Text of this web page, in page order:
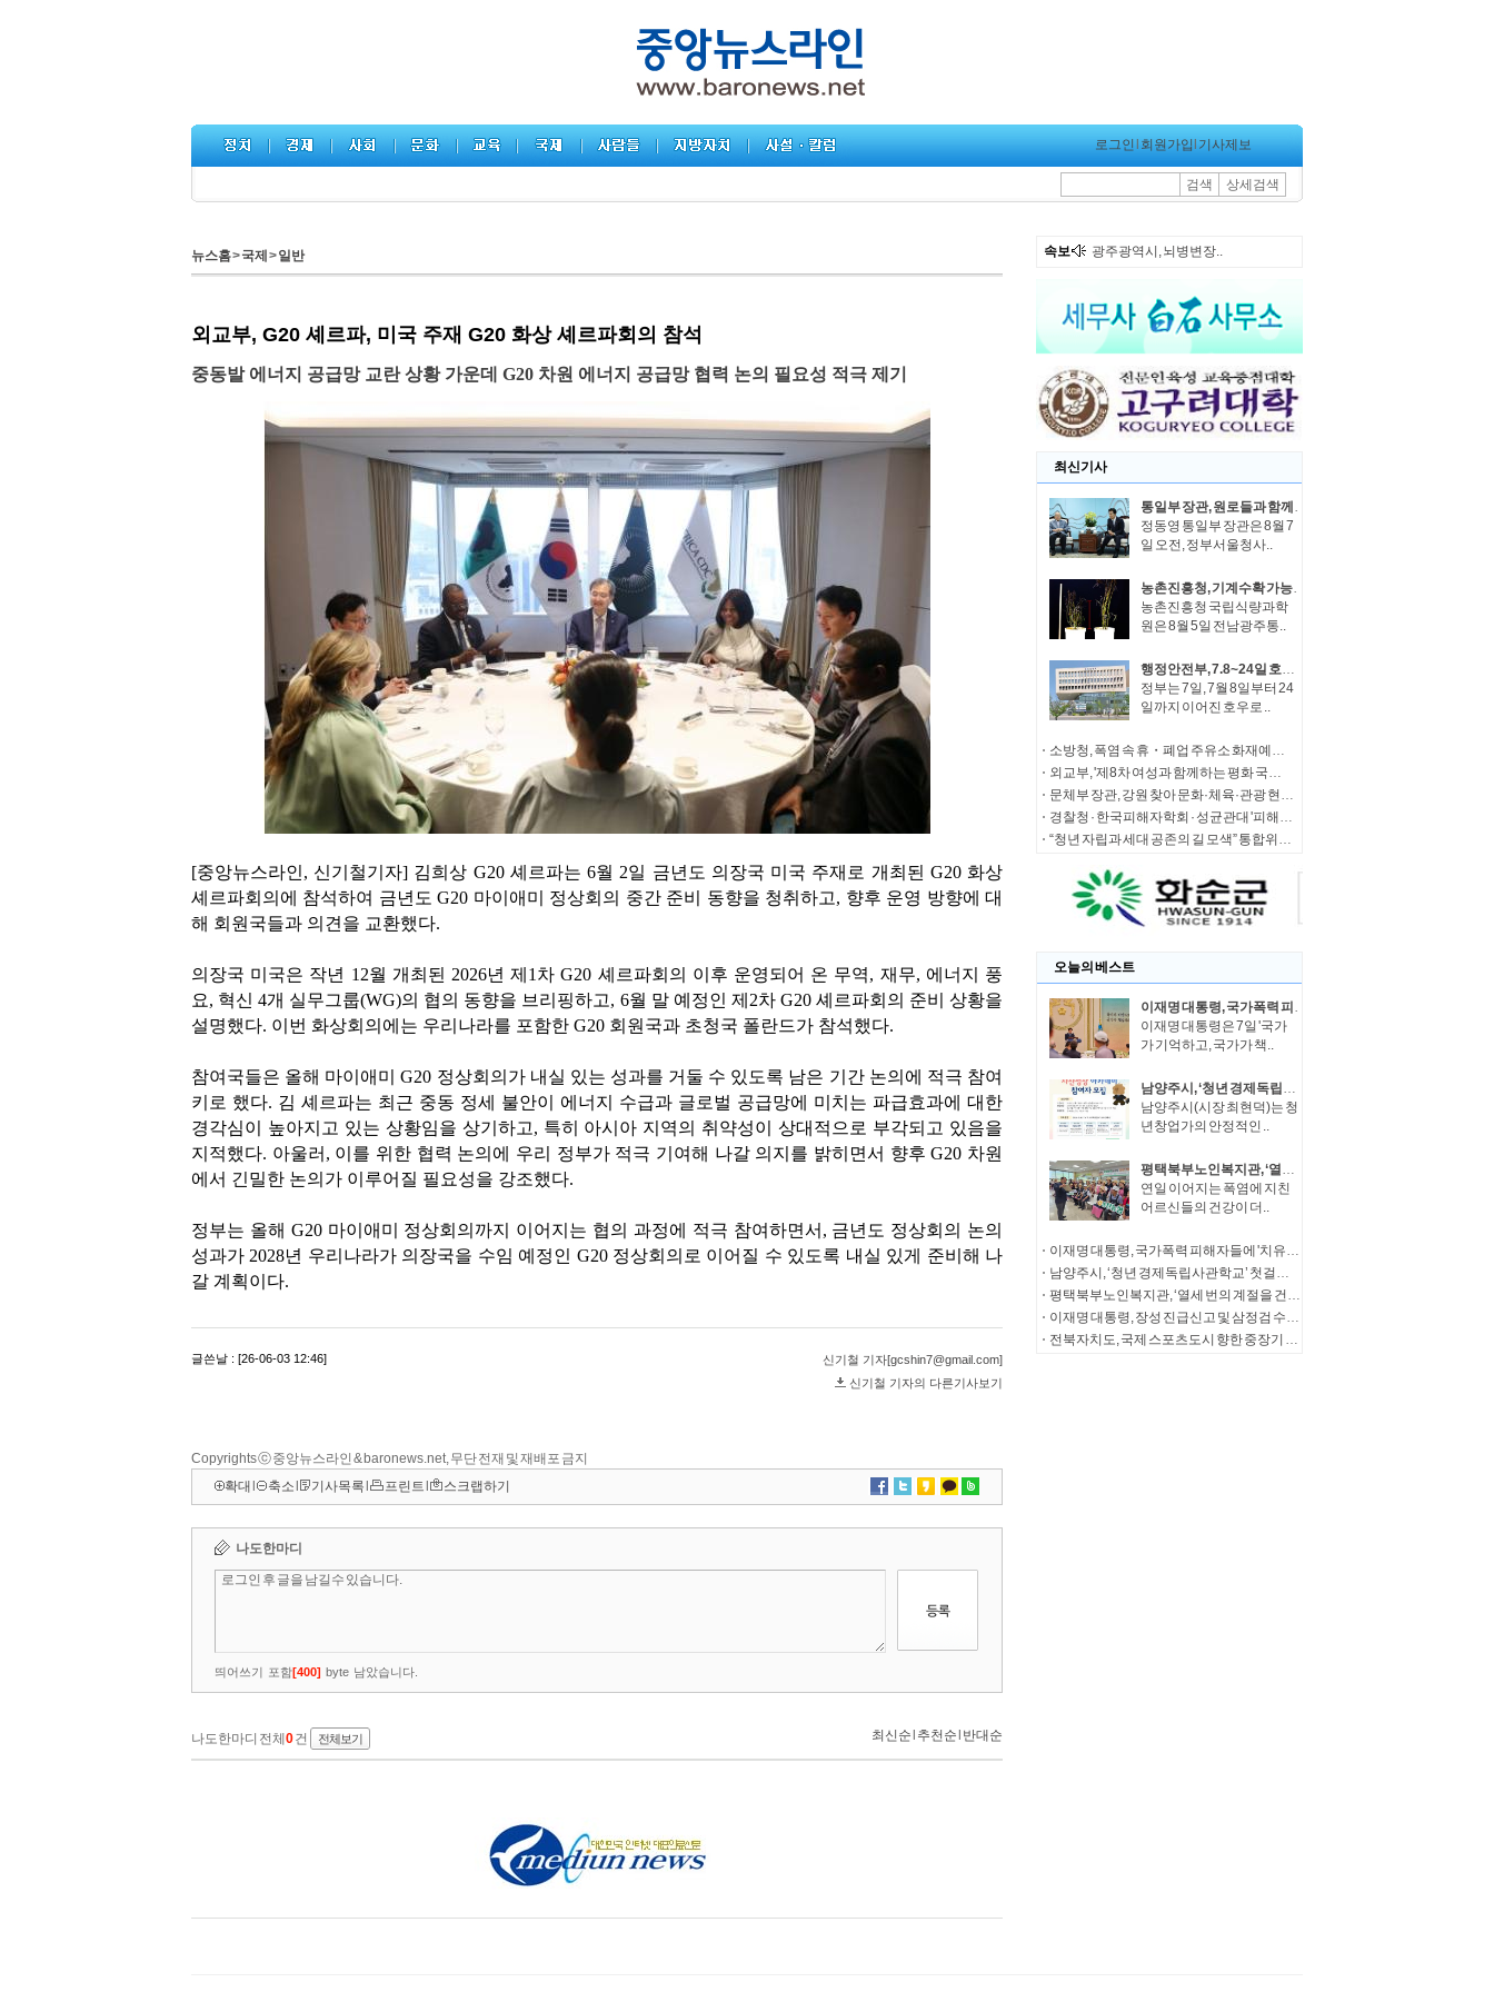
로그인 회원가입 기사제보
검색 상세검색
뉴스홈>국제 >일반
Copyrights ⓒ 중앙뉴스라인 & baronews.net, 무단 전재 및 재배포 금지
확대
축소 기사목록 프린트 스크랩하기
속보 광주광역시, 뇌병변장..
최신기사
통일부 장관, 원로들과 함께 '한반도 평화공존 발전구상' 공감대 형성 방안 논의
정동영 통일부 장관은 8월 7
일 오전, 정부서울청사..
농촌진흥청, 기계수확 가능한 녹두 새 품종 '채흔' 현장 평가회
농촌진흥청 국립식량과학
원은 8월 5일 전남광주통..
행정안전부, 7.8~24일 호우 피해 특별재난지역 선포
정부는 7일, 7월 8일부터 24
일까지 이어진 호우로 ..
소방청, 폭염 속 휴・폐업 주유소 화재예방에 총력
외교부, '제8차 여성과 함께하는 평화 국제회의' 청년 서포터즈 모집
문체부 장관, 강원 찾아 문화·체육·관광 현장 소통 나서
경찰청 · 한국피해자학회 · 성균관대 '피해자 중심 사법개혁' 학술대회 개최
“청년 자립과 세대 공존의 길 모색” 통합위, '세대상생 자산 특별위원회' 출범
오늘의 베스트
이재명 대통령, 국가폭력 피해자들에 '치유와 명예 회복' 정부 의지 전달
이재명 대통령은 7일 '국가
가 기억하고, 국가가 책..
남양주시, ‘청년 경제독립사관학교’ 첫걸음… 청년창업가 자산성장 아카데미 참여자 모집
남양주시(시장 최현덕)는 청
년창업가의 안정적인 ..
평택북부노인복지관, ‘열세 번의 계절을 건너, 다시 따뜻한 한 끼로’ 송탄농협의 13년의 동행
연일 이어지는 폭염에 지친
어르신들의 건강이 더..
이재명 대통령, 국가폭력 피해자들에 '치유와 명예 회복' 정부 의지 전달
남양주시, ‘청년 경제독립사관학교’ 첫걸음… 청년창업가 자산성장 아카데미 참여자 모집
평택북부노인복지관, ‘열세 번의 계절을 건너, 다시 따뜻한 한 끼로’ 송탄농협의 13년의 동행
이재명 대통령, 장성 진급신고 및 삼정검 수치수여
전북자치도, 국제 스포츠도시 향한 중장기 발전전략 제시